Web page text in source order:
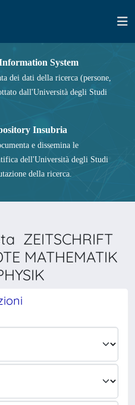
System
dei dati della ricerca (persone,
dall'Università degli Studi
Insubria
e dissemina le
dell'Università degli Studi
della ricerca.
ZEITSCHRIFT
MATHEMATIK